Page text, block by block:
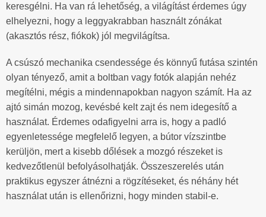
keresgélni. Ha van rá lehetőség, a világítást érdemes úgy
elhelyezni, hogy a leggyakrabban használt zónákat
(akasztós rész, fiókok) jól megvilágítsa.
A csúszó mechanika csendessége és könnyű futása szintén
olyan tényező, amit a boltban vagy fotók alapján nehéz
megítélni, mégis a mindennapokban nagyon számít. Ha az
ajtó simán mozog, kevésbé kelt zajt és nem idegesítő a
használat. Érdemes odafigyelni arra is, hogy a padló
egyenletessége megfelelő legyen, a bútor vízszintbe
kerüljön, mert a kisebb dőlések a mozgó részeket is
kedvezőtlenül befolyásolhatják. Összeszerelés után
praktikus egyszer átnézni a rögzítéseket, és néhány hét
használat után is ellenőrizni, hogy minden stabil-e.